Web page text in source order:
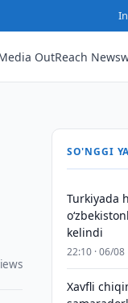
OutReach
SO'NGGI
Turkiyada
kelindi
22:10 · 06/08
Xavfli